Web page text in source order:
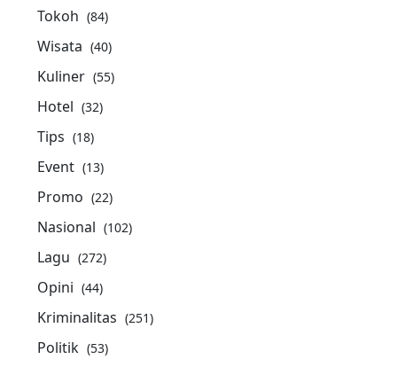
Tokoh (84)
Wisata (40)
Kuliner (55)
Hotel (32)
Tips (18)
Event (13)
Promo (22)
Nasional (102)
Lagu (272)
Opini (44)
Kriminalitas (251)
Politik (53)